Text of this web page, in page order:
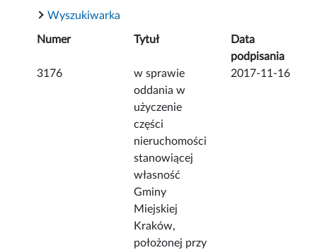
Wyszukiwarka
Numer Tytuł
Data
podpisania
3176
w sprawie
oddania w
użyczenie
części
nieruchomości
stanowiącej
własność
Gminy
Miejskiej
Kraków,
położonej przy
2017-11-16